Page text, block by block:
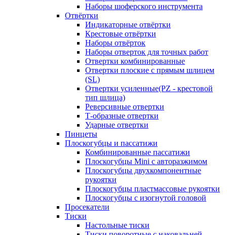
Наборы шоферского инструмента
Отвёртки
Индикаторные отвёртки
Крестовые отвёртки
Наборы отвёрток
Наборы отверток для точных работ
Отвертки комбинированные
Отвертки плоские с прямым шлицем
(SL)
Отвертки усиленные(PZ - крестовой
тип шлица)
Реверсивные отвертки
Т-образные отвертки
Ударные отвертки
Пинцеты
Плоскогубцы и пассатижи
Комбинированные пассатижи
Плоскогубцы Mini с авторазжимом
Плоскогубцы двухкомпонентные
рукоятки
Плоскогубцы пластмассовые рукоятки
Плоскогубцы с изогнутой головой
Просекатели
Тиски
Настольные тиски